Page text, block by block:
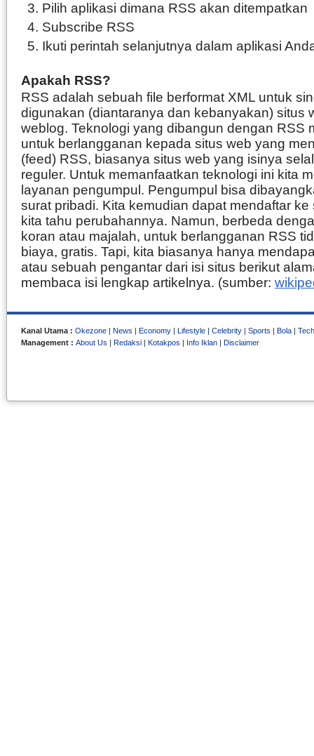
Pilih aplikasi dimana RSS akan ditempatkan
Subscribe RSS
Ikuti perintah selanjutnya dalam aplikasi
Apakah RSS?
RSS adalah sebuah file berformat XML untuk
digunakan (diantaranya dan kebanyakan) situs
weblog. Teknologi yang dibangun dengan RSS
untuk berlangganan kepada situs web yang
(feed) RSS, biasanya situs web yang isinya
reguler. Untuk memanfaatkan teknologi ini kita
layanan pengumpul. Pengumpul bisa
surat pribadi. Kita kemudian dapat mendaftar
kita tahu perubahannya. Namun, berbeda
koran atau majalah, untuk berlangganan RSS
biaya, gratis. Tapi, kita biasanya hanya
atau sebuah pengantar dari isi situs berikut
membaca isi lengkap artikelnya. (sumber:
Kanal Utama : Okezone | News | Economy | Lifestyle | Celebrity | Sports | Bola |
Management : About Us | Redaksi | Kotakpos | Info Iklan | Disclaimer